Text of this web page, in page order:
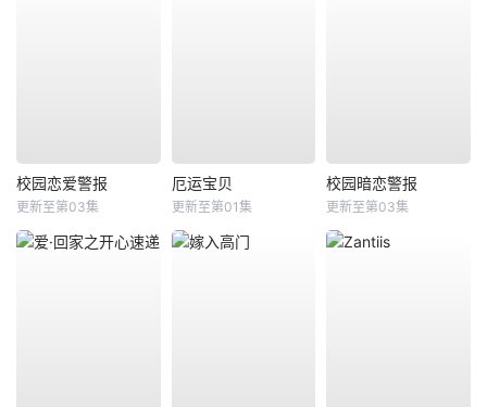
校园恋爱警报
更新至第03集
厄运宝贝
更新至第01集
校园暗恋警报
更新至第03集